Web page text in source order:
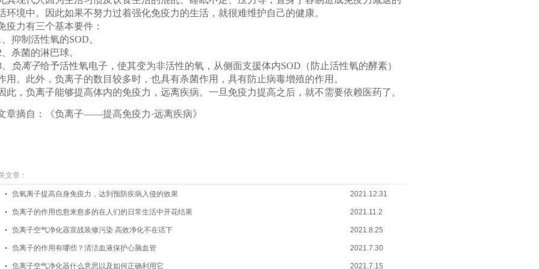
环境中。因此如果不努力过着强化免疫力的生活，就很难维护自己的健康。
疫力有三个基本要件：
抑制活性氧的SOD。
杀菌的淋巴球。
负离子给予活性氧电子，使其变为非活性的氧，从侧面支援体内SOD（防止活性氧的酵素）
用。此外，负离子的数目较多时，也具有杀菌作用，具有防止病毒增殖的作用。
此，负离子能够提高体内的免疫力，远离疾病。一旦免疫力提高之后，就不需要依赖医药了。
章摘自：《负离子——提高免疫力·远离疾病》
文章：
负氧离子提高自身免疫力，达到预防疾病入侵的效果 2021.12.31
负离子的作用也愈来愈多的在人们的日常生活中开花结果 2021.11.2
负离子空气净化器宣战装修污染 高效净化不在话下 2021.8.25
负离子的作用有哪些？清洁血液保护心脑血管 2021.7.30
负离子空气净化器什么意思以及如何正确利用它 2021.7.15